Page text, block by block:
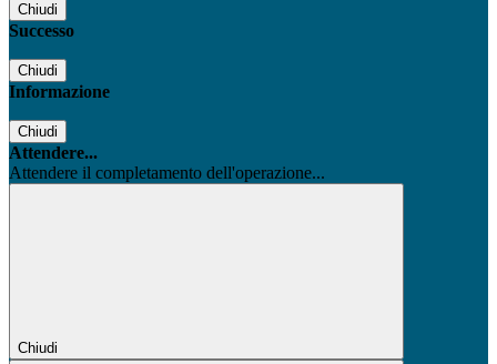
Chiudi
Successo
Chiudi
Informazione
Chiudi
Attendere...
Attendere il completamento dell'operazione...
Chiudi